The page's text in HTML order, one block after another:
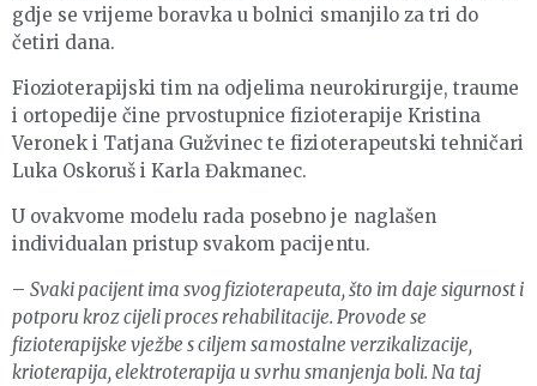
gdje se vrijeme boravka u bolnici smanjilo za tri do
četiri dana.
Fiozioterapijski tim na odjelima neurokirurgije, traume
i ortopedije čine prvostupnice fizioterapije Kristina
Veronek i Tatjana Gužvinec te fizioterapeutski tehničari
Luka Oskoruš i Karla Đakmanec.
U ovakvome modelu rada posebno je naglašen
individualan pristup svakom pacijentu.
–Svaki pacijent ima svog fizioterapeuta, što im daje sigurnost i
potporu kroz cijeli proces rehabilitacije. Provode se
fizioterapijske vježbe s ciljem samostalne verzikalizacije,
krioterapija, elektroterapija u svrhu smanjenja boli. Na taj